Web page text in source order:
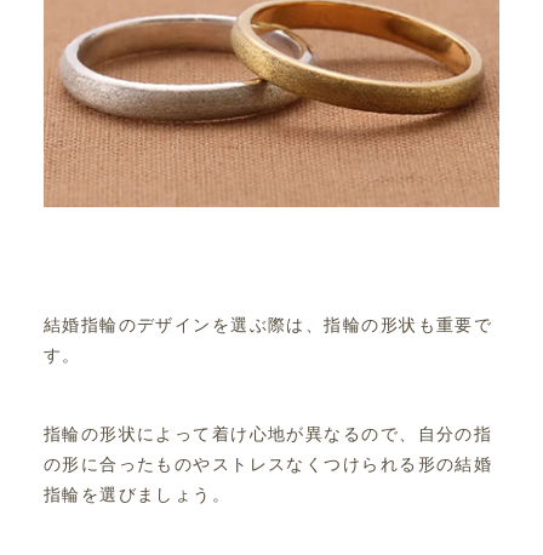
結婚指輪のデザインを選ぶ際は、指輪の形状も重要で
す。
指輪の形状によって着け心地が異なるので、自分の指
の形に合ったものやストレスなくつけられる形の結婚
指輪を選びましょう。